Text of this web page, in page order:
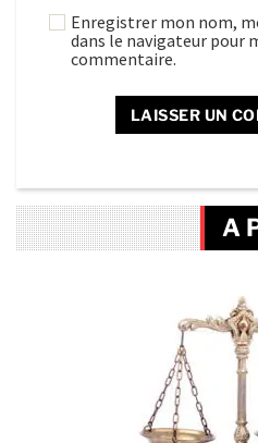
Enregistrer mon nom,
dans le navigateur pour
commentaire.
A